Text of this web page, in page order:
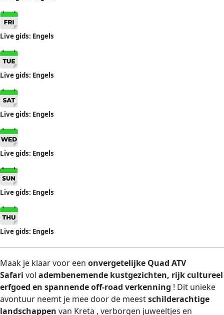
Live gids: Engels
Live gids: Engels
Live gids: Engels
Live gids: Engels
Live gids: Engels
Live gids: Engels
Maak je klaar voor een onvergetelijke Quad ATV
Safari vol adembenemende kustgezichten, rijk cultureel
erfgoed en spannende off-road verkenning ! Dit unieke
avontuur neemt je mee door de meestschilderachtige
landschappen van Kreta , verborgen juweeltjes en